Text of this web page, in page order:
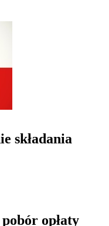
składania
opłaty